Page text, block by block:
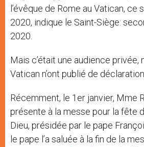
l’évêque de Rome au Vatican, ce
2020, indique le Saint-Siège:
2020.
Mais c’était une audience privée,
Vatican n’ont publié de déclaration.
Récemment, le 1er janvier, Mme
présente à la messe pour la fête
Dieu, présidée par le pape
le pape l’a saluée à la fin de la